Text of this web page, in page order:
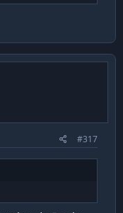
#317